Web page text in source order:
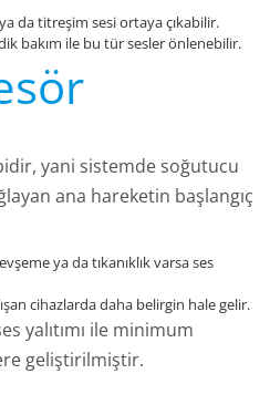
da titreşim sesi ortaya çıkabilir.
bakım ile bu tür sesler önlenebilir.
yani sistemde soğutucu
ana hareketin başlangıç
ya da tıkanıklık varsa ses
cihazlarda daha belirgin hale gelir.
yalıtımı ile minimum
geliştirilmiştir.